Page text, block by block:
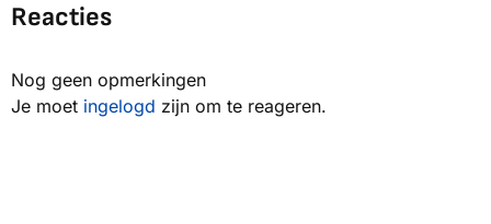
Reacties
Nog geen opmerkingen
Je moet ingelogd zijn om te reageren.